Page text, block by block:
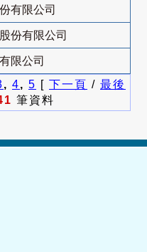
有限公司
份有限公司
限公司
, 4, 5 [ 下一頁 / 最後
筆資料